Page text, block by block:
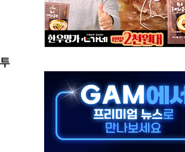
400명 맞이…"마음 잇는 시간 되길"
확정되나…재상고 앞두고 막판 셈법
복상자' 전달
거꾸로' 논란…이틀만에 철거
술·체육요원 최대 33% 감축
대 최대폭 감소한 9.4%↓…유통업계 양극화 심화
사'로 콜롬비아 대통령 취임식 참석
간당 30mm 강한 비...호우 피해 없어